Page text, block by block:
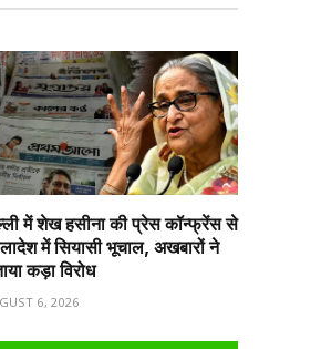
में शेख हसीना की प्रेस कॉन्फ्रेंस से
में सियासी भूचाल, अखबारों ने
कड़ा विरोध
6, 2026